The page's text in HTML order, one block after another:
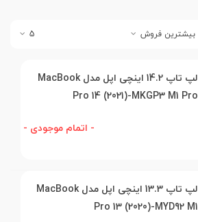
بیشترین فروش 5
لپ تاپ 14.2 اینچی اپل مدل MacBook
Pro 14 (2021)-MKGP3 M1 Pro
- اتمام موجودی -
لپ تاپ 13.3 اینچی اپل مدل MacBook
Pro 13 (2020)-MYD92 M1